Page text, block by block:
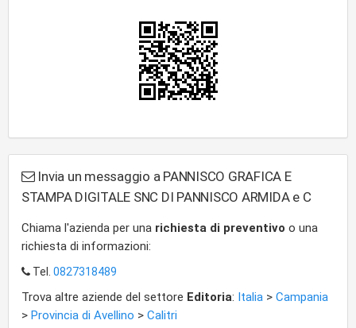
Invia un messaggio a PANNISCO GRAFICA E
STAMPA DIGITALE SNC DI PANNISCO ARMIDA e C
Chiama l'azienda per una richiesta di preventivo o una
richiesta di informazioni:
Tel. 0827318489
Trova altre aziende del settore Editoria: Italia > Campania
> Provincia di Avellino > Calitri